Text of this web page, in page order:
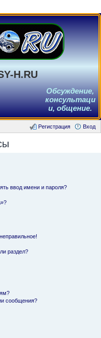
H.RU
Обсуждение,
консультаци
и, общение.
Вход
Регистрация
ввод имени и пароля?
раздел?
сообщения?